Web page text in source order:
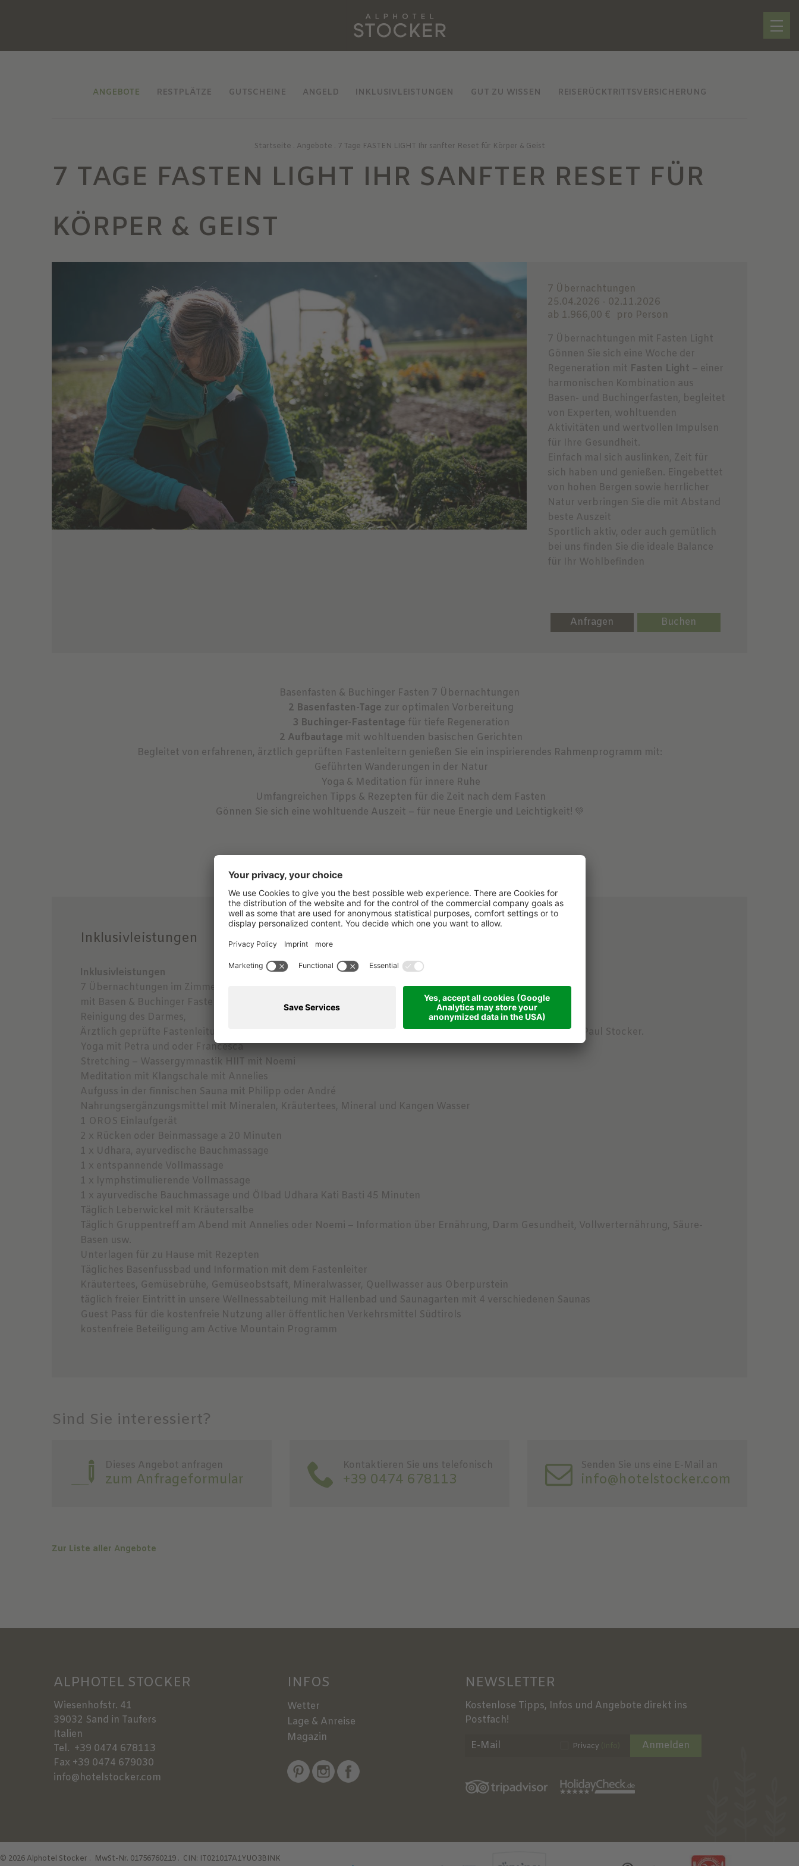
ANGEBOTE RESTPLÄTZE GUTSCHEINE ANGELD INKLUSIVLEISTUNGEN GUT ZU WISSEN REISERÜCKTRITTSVERSICHERUNG
Startseite . Angebote . 7 Tage FASTEN LIGHT Ihr sanfter Reset für Körper & Geist
7 TAGE FASTEN LIGHT IHR SANFTER RESET FÜR
KÖRPER & GEIST
7 Übernachtungen
25.04.2026 - 02.11.2026
ab 1.966,00 €
pro Person
7 Übernachtungen mit Fasten Light
Gönnen Sie sich eine Woche der
Regeneration mit Fasten Light – einer
harmonischen Kombination aus
Basen- und Buchingerfasten, begleitet
von Experten, wohltuenden
Aktivitäten und wertvollen Impulsen
für Ihre Gesundheit.
Einfach mal sich auslinken, Zeit für
sich haben und genießen. Eingebettet
von hohen Bergen sowie herrlicher
Natur verbringen Sie die mit Abstand
beste Auszeit
Sportlich aktiv, oder auch gemütlich
bei uns finden Sie die ideale Balance
für Ihr Wohlbefinden
Anfragen Buchen
Basenfasten & Buchinger Fasten 7 Übernachtungen
2 Basenfasten-Tage zur optimalen Vorbereitung
3 Buchinger-Fastentage für tiefe Regeneration
2 Aufbautage mit wohltuenden basischen Gerichten
Begleitet von erfahrenen, ärztlich geprüften Fastenleitern genießen Sie ein inspirierendes Rahmenprogramm mit:
Geführten Wanderungen in der Natur
Yoga & Meditation für innere Ruhe
Umfangreichen Tipps & Rezepten für die Zeit nach dem Fasten
Gönnen Sie sich eine wohltuende Auszeit – für neue Energie und Leichtigkeit! 💚
Inklusivleistungen
Inklusivleistungen
7 Übernachtungen im Zimmer Ihrer Wahl
mit Basen & Buchinger Fasten
Reinigung des Darmes,
Ärztlich geprüfte Fastenleitung mit Annelies Stocker, Noemi Mameli , André Mameli und Wanderbegleitung Paul Stocker.
Yoga mit Petra und oder Francesca
Stretching – Wassergymnastik HIIT mit Noemi
Meditation mit Klangschale mit Annelies
Aufguss in der finnischen Sauna mit Philipp oder André
Nahrungsergänzungsmittel mit Mineralen, Kräutertees, Mineral und Kangen Wasser
1 OROS Einlaufgerät
2 x Rücken oder Beinmassage a 20 Minuten
1 x Udhara, ayurvedische Bauchmassage
1 x entspannende Vollmassage
1 x lymphstimulierende Vollmassage
1 x ayurvedische Bauchmassage und Ölbad Udhara Kati Basti 45 Minuten
Täglich Leberwickel mit Kräutersalbe
Täglich Gruppentreff am Abend mit Annelies oder Noemi – Information über Ernährung, Darm Gesundheit, Vollwerternährung, Säure-
Basen usw.
Unterlagen für zu Hause mit Rezepten
Tägliches Basenfussbad und Information mit dem Fastenleiter
Kräutertees, Gemüsebrühe, Gemüseobstsaft, Mineralwasser, Quellwasser aus Oberpurstein
täglich freier Eintritt in unsere Wellnessabteilung mit Hallenbad und Saunagarten mit 4 verschiedenen Saunas
Guest Pass für die kostenfreie Nutzung aller öffentlichen Verkehrsmittel Südtirols
kostenfreie Beteiligung am Active Mountain Programm
Sind Sie interessiert?
Dieses Angebot anfragen
zum Anfrageformular
Kontaktieren Sie uns telefonisch
+39 0474 678113
Senden Sie uns eine E-Mail an
info@hotelstocker.com
Zur Liste aller Angebote
ALPHOTEL STOCKER
Wiesenhofstr. 41
39032 Sand in Taufers
Italien
Tel. +39 0474 678113
Fax +39 0474 679030
info@hotelstocker.com
INFOS
Wetter
Lage & Anreise
Magazin
NEWSLETTER
Kostenlose Tipps, Infos und Angebote direkt ins
Postfach!
Privacy Anmelden
© 2026 Alphotel Stocker . MwSt-Nr. 01756760219 . CIN: IT021017A1YUO3BINK